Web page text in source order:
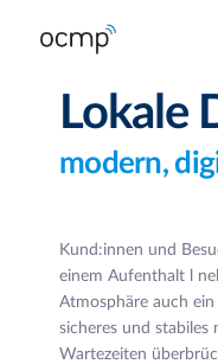
Lokale
modern,
Kund:innen und
einem Aufenthalt l
Atmosphäre auch ein
sicheres und stabiles
Wartezeiten
Produkte
Branchen
Services
Preise
Kontakt